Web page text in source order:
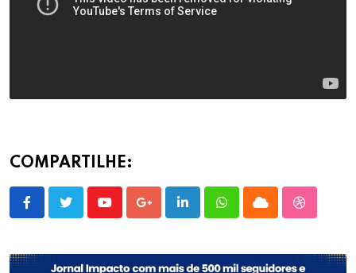
COMPARTILHE:
YoutubeGoogle+LinkedInWhatsappCloud